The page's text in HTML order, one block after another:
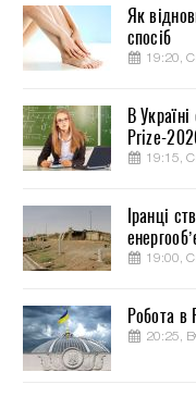
Як
спосіб
19:20,
В
Prize-
19:15,
Іранці
19:00,
Робота в
20:25,